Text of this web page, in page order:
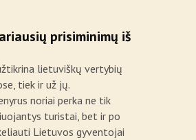
prisiminimų iš
lietuviškų vertybių
tiek ir už jų.
noriai perka ne tik
turistai, bet ir po
Lietuvos gyventojai